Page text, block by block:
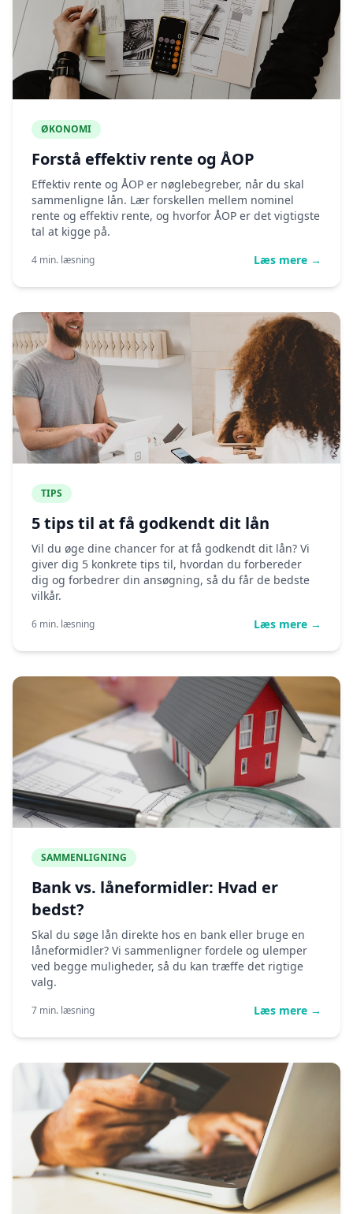
ØKONOMI
Forstå effektiv rente og ÅOP
Effektiv rente og ÅOP er nøglebegreber, når du skal
sammenligne lån. Lær forskellen mellem nominel
rente og effektiv rente, og hvorfor ÅOP er det vigtigste
tal at kigge på.
4 min. læsning Læs mere →
TIPS
5 tips til at få godkendt dit lån
Vil du øge dine chancer for at få godkendt dit lån? Vi
giver dig 5 konkrete tips til, hvordan du forbereder
dig og forbedrer din ansøgning, så du får de bedste
vilkår.
6 min. læsning Læs mere →
SAMMENLIGNING
Bank vs. låneformidler: Hvad er
bedst?
Skal du søge lån direkte hos en bank eller bruge en
låneformidler? Vi sammenligner fordele og ulemper
ved begge muligheder, så du kan træffe det rigtige
valg.
7 min. læsning Læs mere →